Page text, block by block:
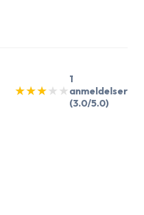
★
★★
★★
★★
★★
★
1
anmeldelser
(3.0/5.0)